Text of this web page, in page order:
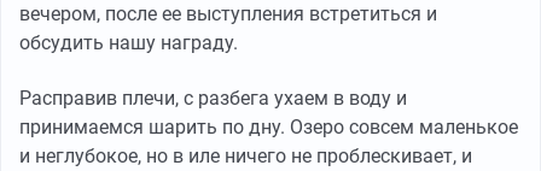
вечером, после ее выступления встретиться и
обсудить нашу награду.
Расправив плечи, с разбега ухаем в воду и
принимаемся шарить по дну. Озеро совсем маленькое
и неглубокое, но в иле ничего не проблескивает, и